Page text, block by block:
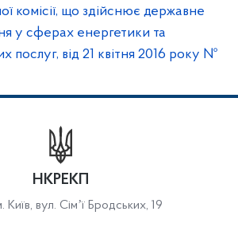
комісії, що здійснює державне
у сферах енергетики та
послуг, від 21 квітня 2016 року №
НКРЕКП
Київ, вул. Сімʼї Бродських, 19